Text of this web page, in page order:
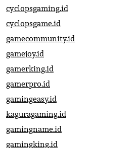
cyclopsgaming.id
cyclopsgame.id
gamecommunity.id
gamejoy.id
gamerking.id
gamerpro.id
gamingeasy.id
kaguragaming.id
gamingname.id
gamingking.id